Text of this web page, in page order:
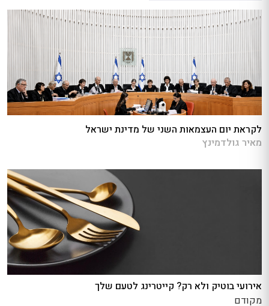
לקראת יום העצמאות השני של מדינת ישראל
מאיר גולדמינץ
אירועי בוטיק ולא רק? קייטרינג לטעם שלך
מקודם